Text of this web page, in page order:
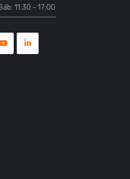
11:30 - 17:00